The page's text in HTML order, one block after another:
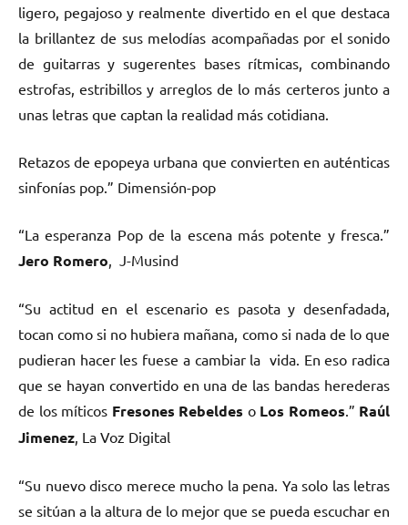
ligero, pegajoso y realmente divertido en el que destaca
la brillantez de sus melodías acompañadas por el sonido
de guitarras y sugerentes bases rítmicas, combinando
estrofas, estribillos y arreglos de lo más certeros junto a
unas letras que captan la realidad más cotidiana.
Retazos de epopeya urbana que convierten en auténticas
sinfonías pop.” Dimensión-pop
“La esperanza Pop de la escena más potente y fresca.”
Jero Romero , J-Musind
“Su actitud en el escenario es pasota y desenfadada,
tocan como si no hubiera mañana, como si nada de lo que
pudieran hacer les fuese a cambiar la vida. En eso radica
que se hayan convertido en una de las bandas herederas
de los míticos Fresones Rebeldes o Los Romeos .” Raúl
Jimenez , La Voz Digital
“Su nuevo disco merece mucho la pena. Ya solo las letras
se sitúan a la altura de lo mejor que se pueda escuchar en